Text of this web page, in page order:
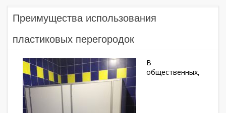
Преимущества использования
пластиковых перегородок
В
общественных,